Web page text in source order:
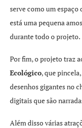
serve como um
está uma pequena
durante todo o projeto.
Por fim, o projeto traz
Ecológico, que
desenhos gigantes no
digitais que são
Além disso várias